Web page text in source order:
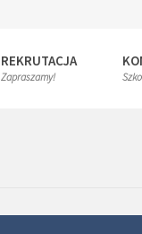
REKRUTACJA
Zapraszamy!